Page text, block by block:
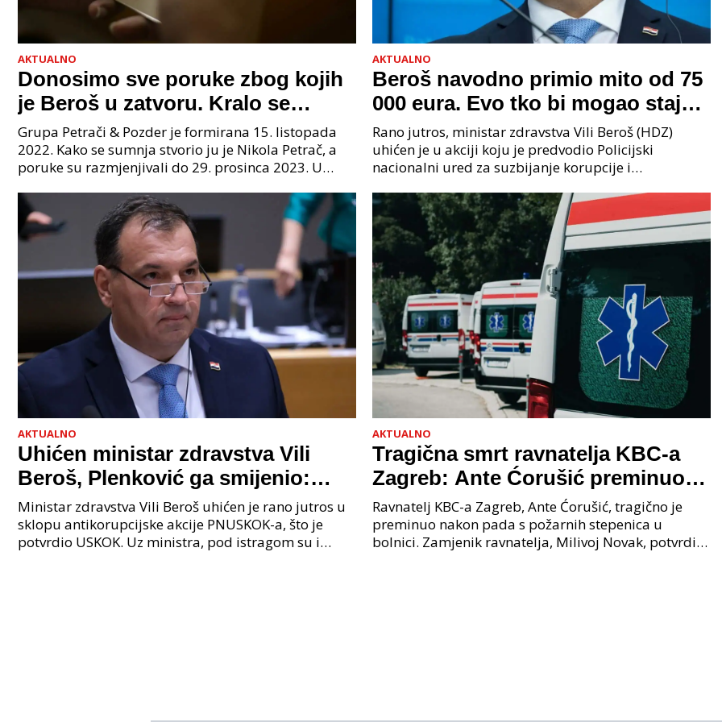
AKTUALNO
Donosimo sve poruke zbog kojih
je Beroš u zatvoru. Kralo se
godinama. Tko će iz vlade biti
sljedeći uhićen?
Grupa Petrači & Pozder je formirana 15. listopada
2022. Kako se sumnja stvorio ju je Nikola Petrač, a
poruke su razmjenjivali do 29. prosinca 2023. U
AKTUALNO
Beroš navodno primio mito od 75
000 eura. Evo tko bi mogao stajati
na čelu zločinačkog udruženja
Rano jutros, ministar zdravstva Vili Beroš (HDZ)
uhićen je u akciji koju je predvodio Policijski
nacionalni ured za suzbijanje korupcije i
priopćenju USKOK
AKTUALNO
Uhićen ministar zdravstva Vili
Beroš, Plenković ga smijenio:
Istraga USKOK-a zbog korupcije
Ministar zdravstva Vili Beroš uhićen je rano jutros u
sklopu antikorupcijske akcije PNUSKOK-a, što je
potvrdio USKOK. Uz ministra, pod istragom su i
AKTUALNO
Tragična smrt ravnatelja KBC-a
Zagreb: Ante Ćorušić preminuo
nakon pada u bolnici, policija na
mjestu događaja
Ravnatelj KBC-a Zagreb, Ante Ćorušić, tragično je
preminuo nakon pada s požarnih stepenica u
bolnici. Zamjenik ravnatelja, Milivoj Novak, potvrdio